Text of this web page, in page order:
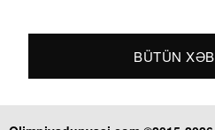
BÜTÜN